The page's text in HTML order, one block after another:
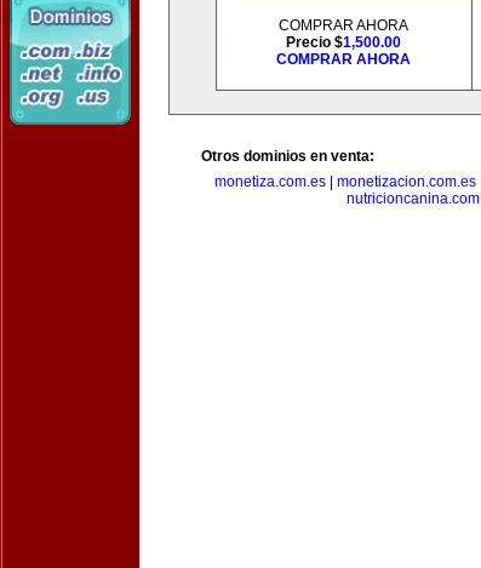
COMPRAR AHORA
Precio $1,500.00
COMPRAR AHORA
Otros dominios en venta:
monetiza.com.es| monetizacion.com.es|
nutricioncanina.com